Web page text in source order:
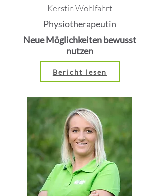
Kerstin Wohlfahrt
Physiotherapeutin
Neue Möglichkeiten bewusst
nutzen
Bericht lesen